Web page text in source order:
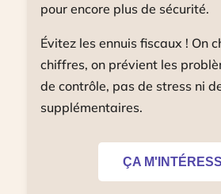
pour encore plus de sécurité.
Évitez les ennuis fiscaux ! On
chiffres, on prévient les
de contrôle, pas de stress ni
supplémentaires.
ÇA